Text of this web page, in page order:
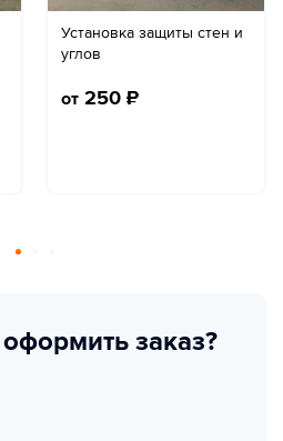
Установка защиты стен и
углов
от 250 ₽
заказ?